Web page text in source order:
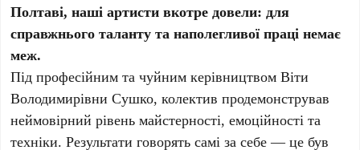
Полтаві, наші артисти вкотре довели: для
справжнього таланту та наполегливої праці немає
меж.
Під професійним та чуйним керівництвом Віти
Володимирівни Сушко, колектив продемонстрував
неймовірний рівень майстерності, емоційності та
техніки. Результати говорять самі за себе — це був